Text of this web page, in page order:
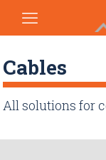
Cables
All solutions for